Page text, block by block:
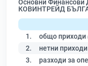
Основни Финансови
КОВИНТРЕЙД
1. общо приходи
2. нетни
3. разходи за